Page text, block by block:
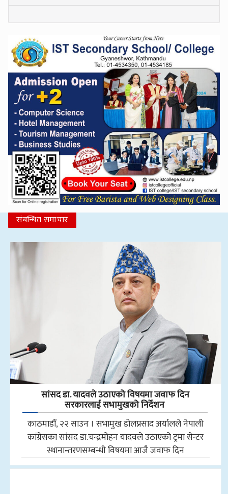
संबन्धित समाचार
सांसद डा‍‍. यादवले उठाएको विषयमा जवाफ दिन
सरकारलाई सभामुखको निर्देशन
काठमाडौँ, २२ साउन । सभामुख डोलप्रसाद अर्यालले नेपाली
कांग्रेसका सांसद डा.चन्द्रमोहन यादवले उठाएको ट्रमा सेन्टर
स्थानान्तरणसम्बन्धी विषयमा आजै जवाफ दिन